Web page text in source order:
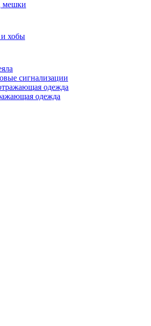
мешки
хобы
сигнализации
одежда